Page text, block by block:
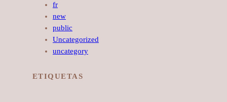
fr
new
public
Uncategorized
uncategory
ETIQUETAS